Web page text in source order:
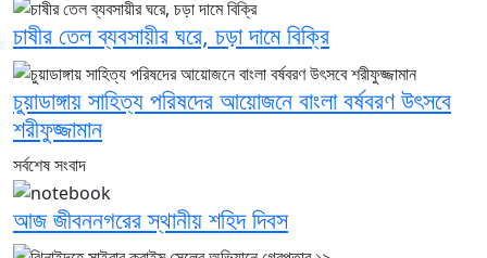
চাষীর তেল ব্যবসায়ীর ঘরে, চড়া দামে বিক্রি
চুয়াডাঙ্গায় সাহিত্য পরিষদের আয়োজনে বাংলা বর্ষবরণ উৎসবে
শরীফুজ্জামান
সর্বশেষ সংবাদ
আজ জীবননগরের স্থানীয় শহিদ দিবস